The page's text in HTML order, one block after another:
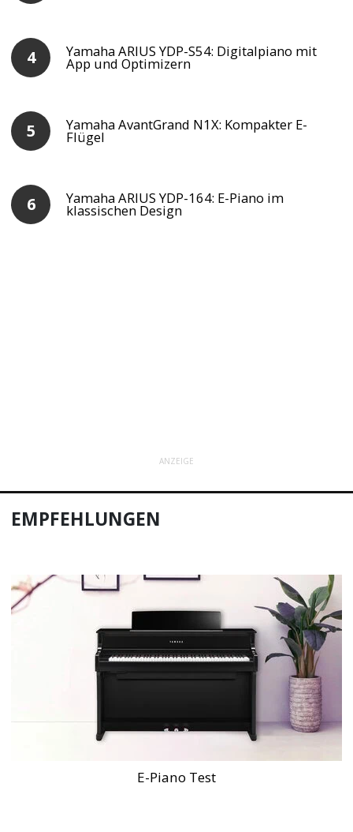
Yamaha ARIUS YDP-S54: Digitalpiano mit
App und Optimizern
Yamaha AvantGrand N1X: Kompakter E-
Flügel
Yamaha ARIUS YDP-164: E-Piano im
klassischen Design
ANZEIGE
EMPFEHLUNGEN
E-Piano Test